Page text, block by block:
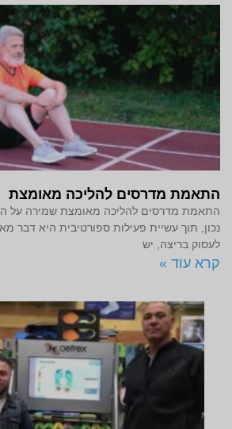
התאמת מדרסים להליכה מאומצת
התאמת מדרסים להליכה מאומצת שמירה על
נכון, תוך עשיית פעילות ספורטיבית היא דבר
לעסוק בריצה, יש
קרא עוד »